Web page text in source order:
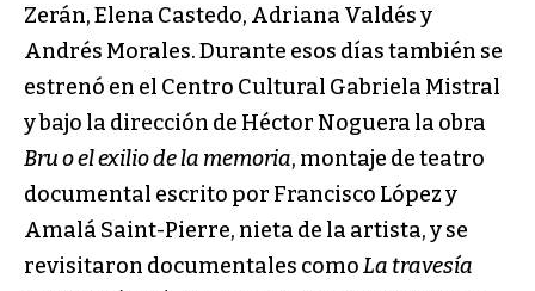
Zerán, Elena Castedo, Adriana Valdés y
Andrés Morales. Durante esos días también se
estrenó en el Centro Cultural Gabriela Mistral
y bajo la dirección de Héctor Noguera la obra
Bru o el exilio de la memoria, montaje de teatro
documental escrito por Francisco López y
Amalá Saint-Pierre, nieta de la artista, y se
revisitaron documentales comoLa travesía